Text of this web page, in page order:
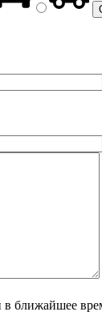
ближайшее